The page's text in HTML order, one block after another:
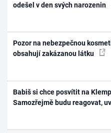
odešel v den svých narozenin
Pozor na nebezpečnou
obsahují zakázanou látku
Babiš si chce posvítit na
Samozřejmě budu reagovat,